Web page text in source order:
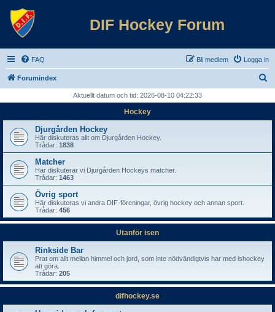
DIF Hockey Forum
FAQ Logga in
Bli medlem
Forumindex
Aktuellt datum och tid: 2026-08-10 04:22:33
Hockey
Djurgården Hockey
Här diskuteras allt om Djurgården Hockey.
Trådar: 1838
Matcher
Här diskuterar vi Djurgården Hockeys matcher.
Trådar: 1463
Övrig sport
Här diskuteras vi andra DIF-föreningar, övrig hockey och annan sport.
Trådar: 456
Utanför isen
Rinkside Bar
Prat om allt mellan himmel och jord, som inte nödvändigtvis har med ishockey
att göra.
Trådar: 205
difhockey.se